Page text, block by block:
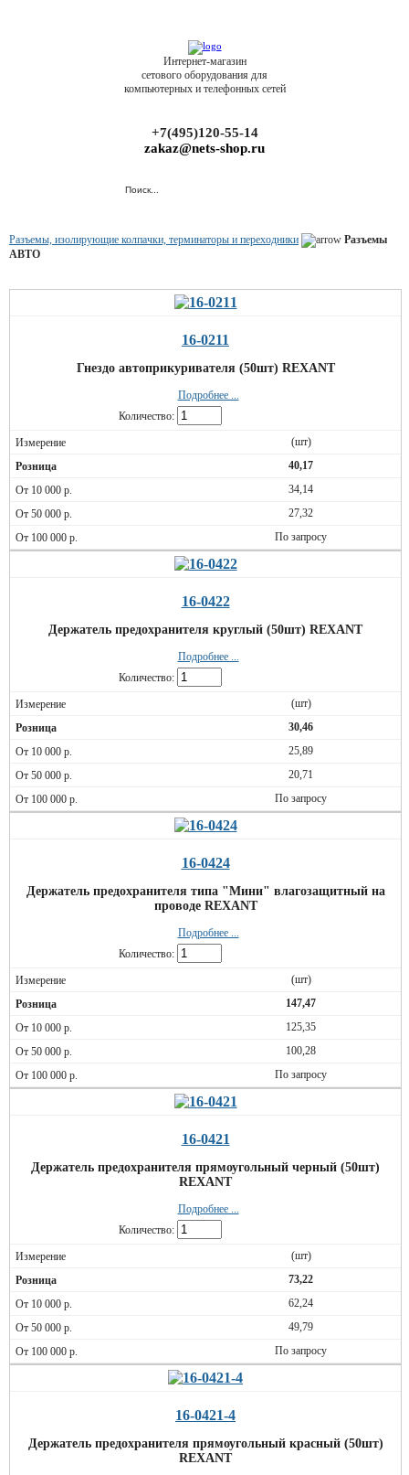
Интернет-магазин
сетового оборудования для
компьютерных и телефонных сетей
+7(495)120-55-14
zakaz@nets-shop.ru
Разъемы, изолирующие колпачки, терминаторы и переходники
Разъемы
АВТО
16-0211
Гнездо автоприкуривателя (50шт) REXANT
Подробнее ...
Количество:
(шт)
40,17
34,14
27,32
По запросу
16-0422
Держатель предохранителя круглый (50шт) REXANT
Подробнее ...
Количество:
(шт)
30,46
25,89
20,71
По запросу
16-0424
Держатель предохранителя типа "Мини" влагозащитный на
проводе REXANT
Подробнее ...
Количество:
(шт)
147,47
125,35
100,28
По запросу
16-0421
Держатель предохранителя прямоугольный черный (50шт)
REXANT
Подробнее ...
Количество:
(шт)
73,22
62,24
49,79
По запросу
16-0421-4
Держатель предохранителя прямоугольный красный (50шт)
REXANT